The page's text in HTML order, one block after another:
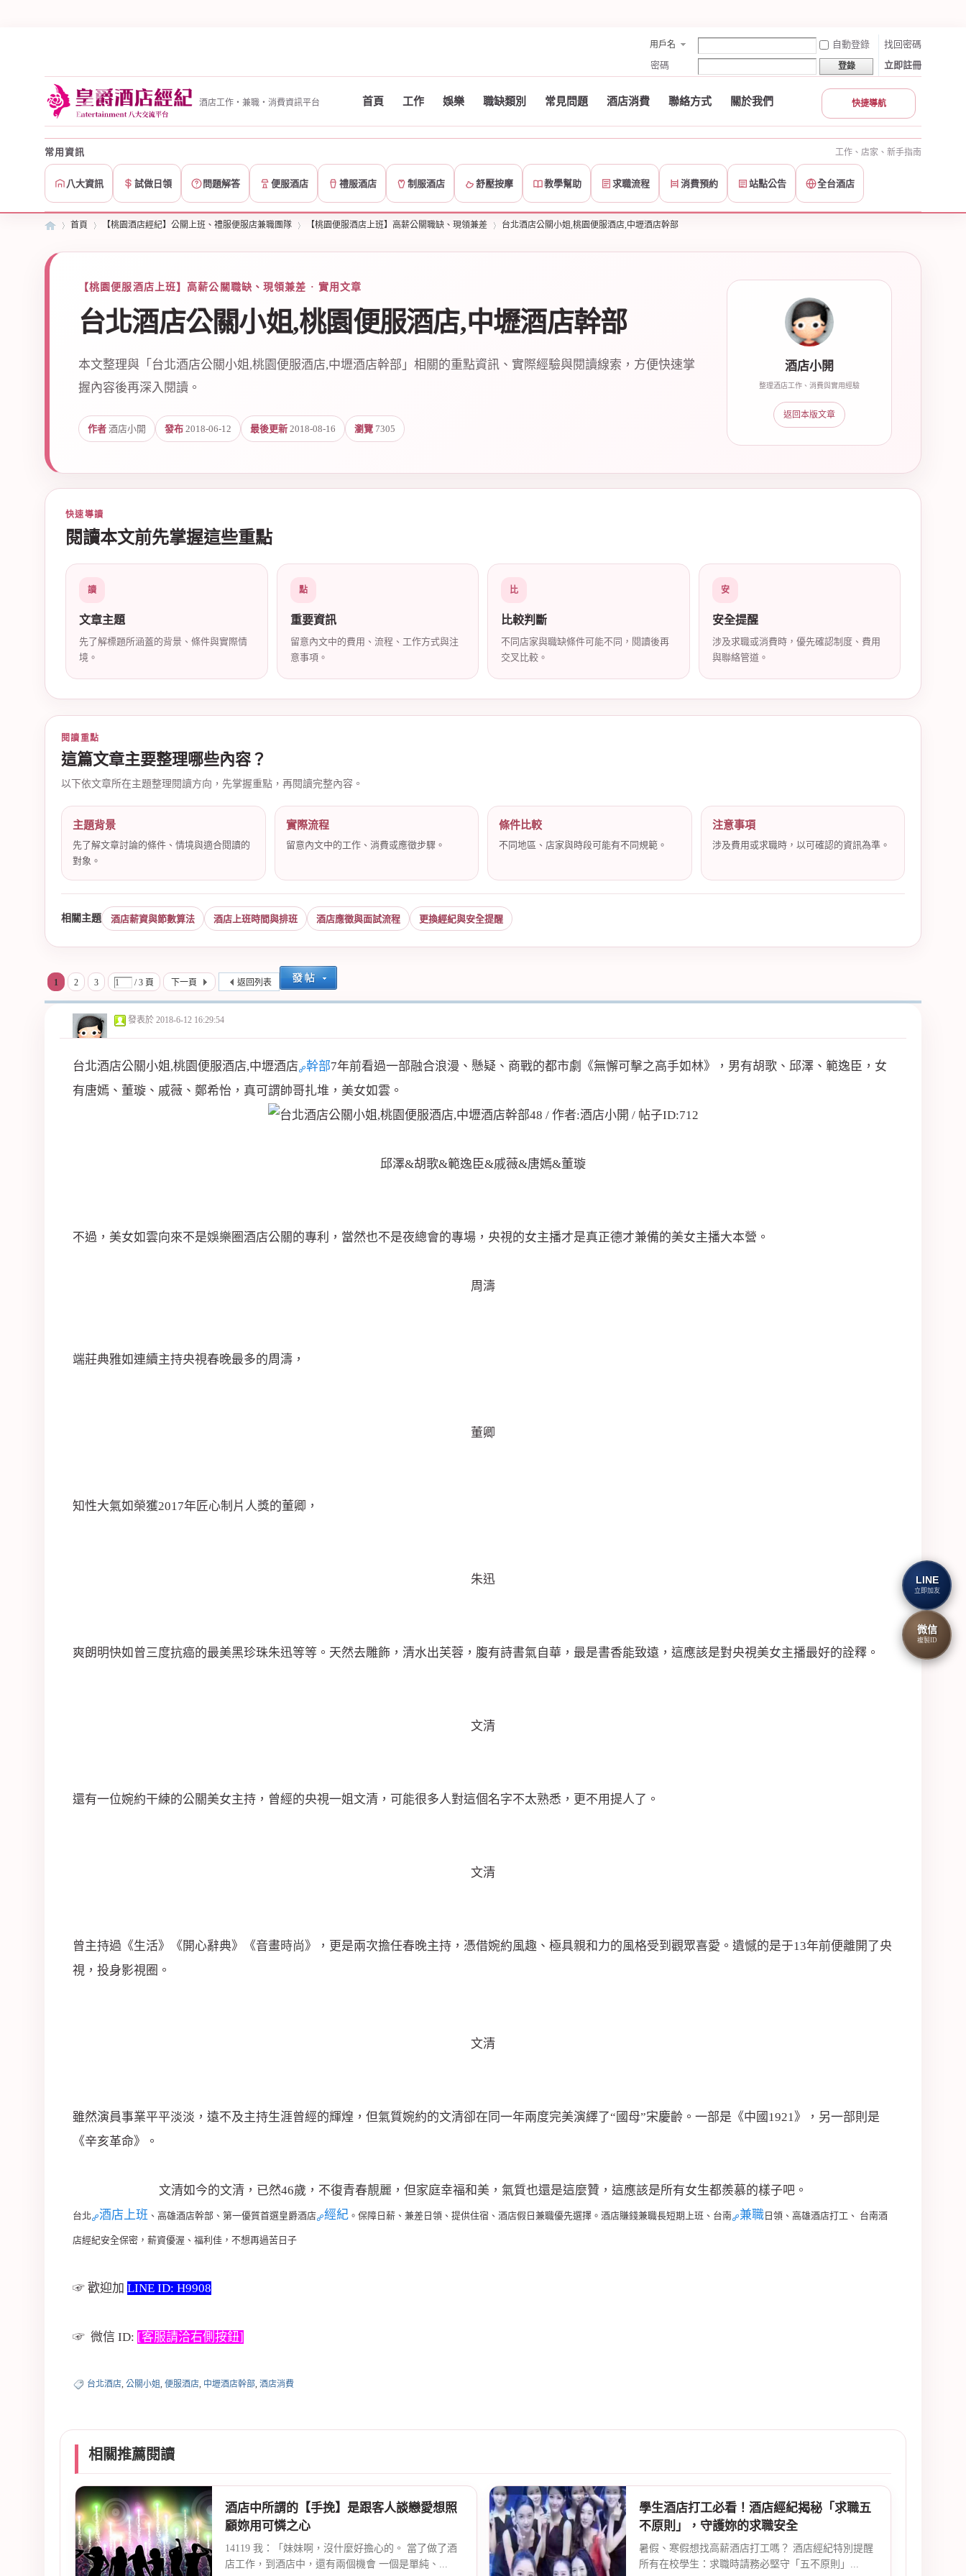
用戶名 自動登錄
找回密碼
密碼
登錄 立即註冊
酒店工作・兼職・消費資訊平台 首頁 工作 娛樂 職缺類別 常見問題 酒店消費 聯絡方式 關於我們 快捷導航
常用資訊 工作、店家、新手指南
八大資訊 試做日領 問題解答 便服酒店 禮服酒店 制服酒店 舒壓按摩 教學幫助 求職流程 消費預約 站點公告 全台酒店
店
紀
首頁
›
【桃園酒店經紀】公關上班、禮服便服店兼職團隊
›
【桃園便服酒店上班】高薪公關職缺、現領兼差 台北酒店公關小姐,桃園便服酒店,中壢酒店幹部
【桃園便服酒店上班】高薪公關職缺、現領兼差 · 實用文章
台北酒店公關小姐,桃園便服酒店,中壢酒店幹部
本文整理與「台北酒店公關小姐,桃園便服酒店,中壢酒店幹部」相關的重點資訊、實際經驗與閱讀線索，方便快速掌
握內容後再深入閱讀。
作者 酒店小開 發布 2018-06-12 最後更新 2018-08-16 瀏覽 7305
酒店小開
整理酒店工作、消費與實用經驗
返回本版文章
快速導讀
閱讀本文前先掌握這些重點
讀
文章主題
先了解標題所涵蓋的背景、條件與實際情
境。
點
重要資訊
留意內文中的費用、流程、工作方式與注
意事項。
比
比較判斷
不同店家與職缺條件可能不同，閱讀後再
交叉比較。
安
安全提醒
涉及求職或消費時，優先確認制度、費用
與聯絡管道。
閱讀重點
這篇文章主要整理哪些內容？
以下依文章所在主題整理閱讀方向，先掌握重點，再閱讀完整內容。
主題背景
先了解文章討論的條件、情境與適合閱讀的
對象。
實際流程
留意內文中的工作、消費或應徵步驟。
條件比較
不同地區、店家與時段可能有不同規範。
注意事項
涉及費用或求職時，以可確認的資訊為準。
相關主題 酒店薪資與節數算法 酒店上班時間與排班 酒店應徵與面試流程 更換經紀與安全提醒
1 2 3 / 3 頁 下一頁 返回列表
發表於 2018-6-12 16:29:54
台北酒店公關小姐,桃園便服酒店,中壢酒店 幹部7年前看過一部融合浪漫、懸疑、商戰的都市劇《無懈可擊之高手如林》，男有胡歌、邱澤、範逸臣，女
有唐嫣、董璇、戚薇、鄭希怡，真可謂帥哥扎堆，美女如雲。
邱澤&胡歌&範逸臣&戚薇&唐嫣&董璇
不過，美女如雲向來不是娛樂 圈酒店公關的專利，當然也不是夜總會的專場，央視的女主播才是真正德才兼備的美女主播大本營。
周濤
端莊典雅如連續主持央視春晚最多的周濤，
董卿
知性大氣如榮獲2017年匠心制片人獎的董卿，
朱迅
爽朗明快如曾三度抗癌的最美黑珍珠朱迅等等。天然去雕飾，清水出芙蓉，腹有詩書氣自華，最是書香能致遠，這應該是對央視美女主播最好的詮釋。
文清
還有一位婉約干練的公關美女主持，曾經的央視一姐文清，可能很多人對這個名字不太熟悉，更不用提人了。
文清
曾主持過《生活》《開心辭典》《音畫時尚》，更是兩次擔任春晚主持，憑借婉約風趣、極具親和力的風格受到觀眾喜愛。遺憾的是于13年前便離開了央
視，投身影視圈。
文清
雖然演員事業平平淡淡，遠不及主持生涯曾經的輝煌，但氣質婉約的文清卻在同一年兩度完美演繹了“國母”宋慶齡。一部是《中國1921》，另一部則是
《辛亥革命》。
文清如今的文清，已然46歲，不復青春靚麗 ，但家庭幸福和美，氣質也還是這麼贊，這應該是所有女生都羨慕的樣子吧。
台北 酒店上班 、高雄酒店幹部、第一優質首選皇爵酒店 經紀 。保障日薪、兼差日領、提供住宿、酒店假日兼職優先選擇。酒店賺錢兼職長短期上班、台南 兼職 日領、高雄酒店打工、 台南酒
店經紀安全保密，薪資優渥、福利佳，不想再過苦日子
☞ 歡迎加 LINE ID: H9908
☞ 微信 ID: [客服請洽右側按鈕]
台北酒店, 公關小姐, 便服酒店, 中壢酒店幹部, 酒店消費
相關推薦閱讀
酒店中所謂的【手挽】是跟客人談戀愛想照
顧妳用可憐之心
14119 我：「妹妹啊，沒什麼好擔心的。 當了做了酒
店工作，到酒店中，還有兩個機會 一個是單純、...
學生酒店打工必看！酒店經紀揭秘「求職五
不原則」，守護妳的求職安全
暑假、寒假想找高薪酒店打工嗎？ 酒店經紀特別提醒
所有在校學生：求職時請務必堅守「五不原則」...
LINE
立即加友
微信
複製ID